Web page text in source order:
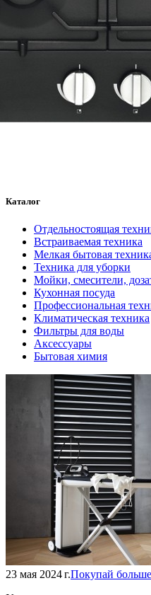
Каталог
Отдельностоящая
Встраиваемая техника
Мелкая бытовая
Техника для уборки
Мойки, смесители,
Кухонная посуда
Профессиональная
Климатическая техника
Фильтры для воды
Аксессуары
Бытовая химия
23 мая 2024 г.Покупай